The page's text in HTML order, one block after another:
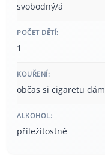
svobodný/á
POČET DĚTÍ:
1
KOUŘENÍ:
občas si cigaretu dám
ALKOHOL:
příležitostně